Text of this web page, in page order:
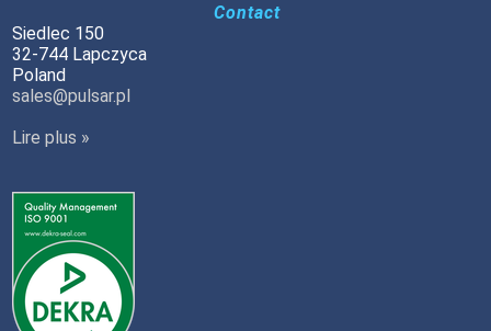
Contact
Siedlec 150
32-744 Lapczyca
Poland
sales@pulsar.pl
Lire plus »